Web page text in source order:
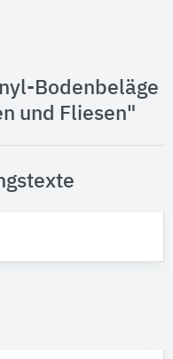
Bodenbeläge
und Fliesen"